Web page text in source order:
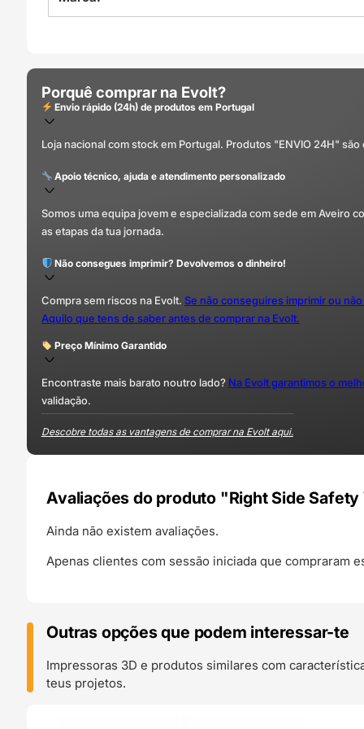
Porquê comprar na Evolt?
Envio rápido (24h) de produtos em Portugal
Loja nacional com stock em Portugal. Produtos "ENVIO 24H"
Apoio técnico, ajuda e atendimento personalizado
Somos uma equipa jovem e especializada com sede em Aveiro
as etapas da tua jornada.
Não consegues imprimir? Devolvemos o dinheiro!
Compra sem riscos na Evolt. Se não conseguires imprimir ou
Aquilo que tens de saber antes de comprar na Evolt.
Preço Mínimo Garantido
Encontraste mais barato noutro lado? Na Evolt garantimos o
validação.
Descobre todas as vantagens de comprar na Evolt aqui.
Avaliações do produto "Right Side
Ainda não existem avaliações.
Apenas clientes com sessão iniciada que compraram
Outras opções que podem interessar-te
Impressoras 3D e produtos similares com
teus projetos.